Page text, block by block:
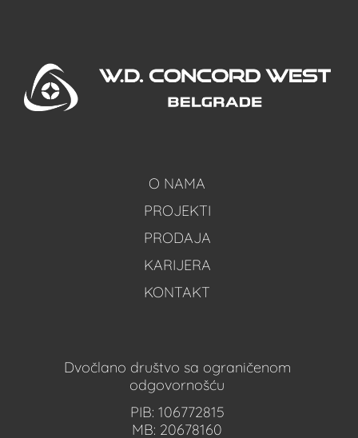
O NAMA
PROJEKTI
PRODAJA
KARIJERA
KONTAKT
Dvočlano društvo sa ograničenom
odgovornošću
PIB: 106772815
MB: 20678160